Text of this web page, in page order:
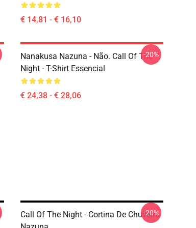
€ 14,81 - € 16,10
Nanakusa Nazuna - Não. Call Of The
Night - T-Shirt Essencial
€ 24,38 - € 28,06
-20%
Call Of The Night - Cortina De Chuveiro
-20%